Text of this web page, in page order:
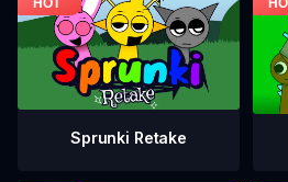
Sprunki Retake